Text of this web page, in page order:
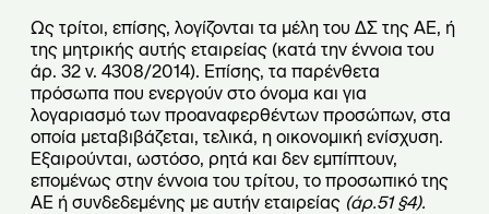
Ως τρίτοι, επίσης, λογίζονται τα μέλη του ΔΣ της ΑΕ, ή
της μητρικής αυτής εταιρείας (κατά την έννοια του
άρ. 32 ν. 4308/2014). Επίσης, τα παρένθετα
πρόσωπα που ενεργούν στο όνομα και για
λογαριασμό των προαναφερθέντων προσώπων, στα
οποία μεταβιβάζεται, τελικά, η οικονομική ενίσχυση.
Εξαιρούνται, ωστόσο, ρητά και δεν εμπίπτουν,
επομένως στην έννοια του τρίτου, το προσωπικό της
ΑΕ ή συνδεδεμένης με αυτήν εταιρείας (άρ.51 §4).